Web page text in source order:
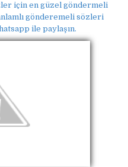
için en güzel göndermeli
gönderemeli sözleri
ile paylaşın.